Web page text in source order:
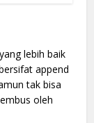
lebih baik
append
tak bisa
oleh